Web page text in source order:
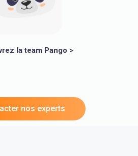
la team Pango >
nos experts